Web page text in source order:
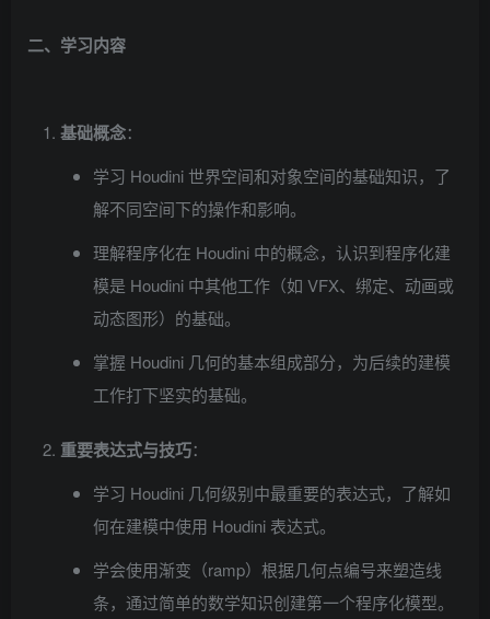
二、学习内容
基础概念：
学习 Houdini 世界空间和对象空间的基础知识，了
解不同空间下的操作和影响。
理解程序化在 Houdini 中的概念，认识到程序化建
模是 Houdini 中其他工作（如 VFX、绑定、动画或
动态图形）的基础。
掌握 Houdini 几何的基本组成部分，为后续的建模
工作打下坚实的基础。
重要表达式与技巧：
学习 Houdini 几何级别中最重要的表达式，了解如
何在建模中使用 Houdini 表达式。
学会使用渐变（ramp）根据几何点编号来塑造线
条，通过简单的数学知识创建第一个程序化模型。